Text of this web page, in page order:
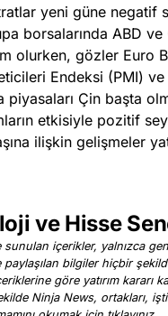
yeni güne negatif
borsalarında ABD
olurken, gözler Euro
Endeksi (PMI)
piyasaları Çin başta
etkisiyle pozitif
ilişkin gelişmeler
ve Hisse
sunulan içerikler, yalnızca
paylaşılan bilgiler hiçbir
göre yatırım kararı
Ninja News, ortakları,